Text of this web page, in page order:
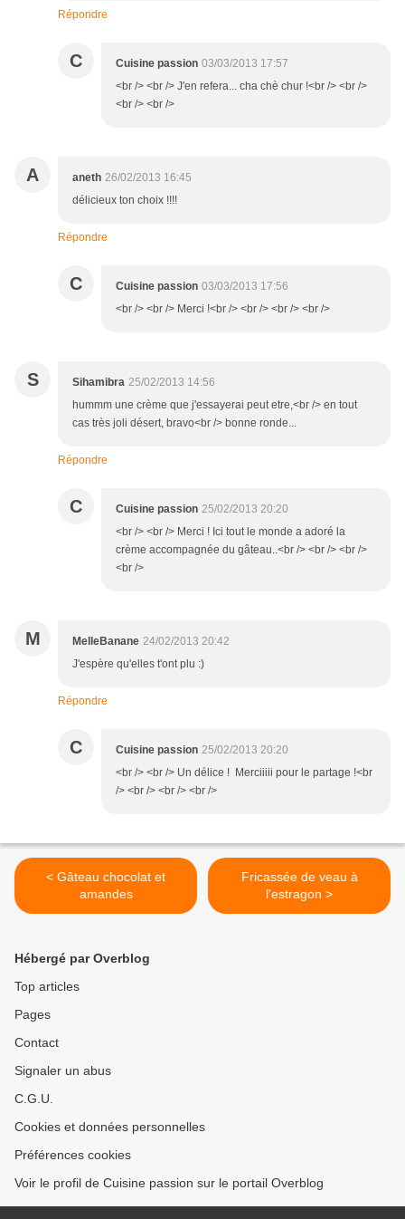
Répondre
C Cuisine passion 03/03/2013 17:57
<br /> <br /> J'en refera... cha chè chur !<br /> <br />
<br /> <br />
A aneth 26/02/2013 16:45
délicieux ton choix !!!!
Répondre
C Cuisine passion 03/03/2013 17:56
<br /> <br /> Merci !<br /> <br /> <br /> <br />
S Sihamibra 25/02/2013 14:56
hummm une crème que j'essayerai peut etre,<br /> en tout
cas très joli désert, bravo<br /> bonne ronde...
Répondre
C Cuisine passion 25/02/2013 20:20
<br /> <br /> Merci ! Ici tout le monde a adoré la
crème accompagnée du gâteau..<br /> <br /> <br />
<br />
M MelleBanane 24/02/2013 20:42
J'espère qu'elles t'ont plu :)
Répondre
C Cuisine passion 25/02/2013 20:20
<br /> <br /> Un délice ! Merciiiii pour le partage !<br
/> <br /> <br /> <br />
< Gâteau chocolat et
amandes
Fricassée de veau à
l'estragon >
Hébergé par Overblog
Top articles
Pages
Contact
Signaler un abus
C.G.U.
Cookies et données personnelles
Préférences cookies
Voir le profil de Cuisine passion sur le portail Overblog